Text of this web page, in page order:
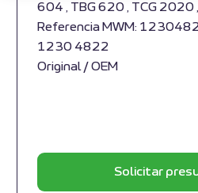
604 , TBG 620 , TCG 2020
Referencia MWM:
1230 4822
Original / OEM
Solicitar